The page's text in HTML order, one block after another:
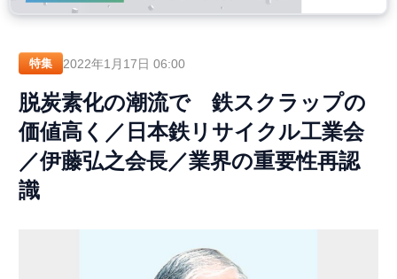
特集 2022年1月17日 06:00
脱炭素化の潮流で 鉄スクラップの
価値高く／日本鉄リサイクル工業会
／伊藤弘之会長／業界の重要性再認
識